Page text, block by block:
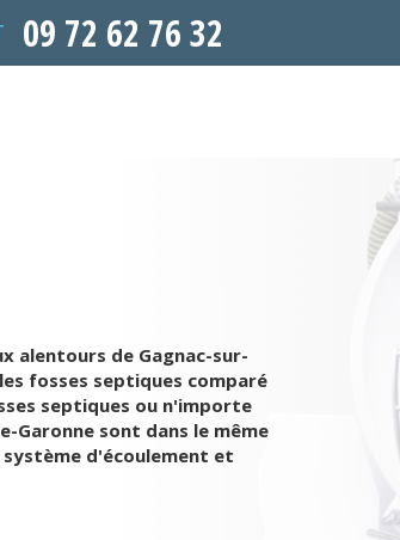
09 72 62 76 32
alentours de Gagnac-sur-
fosses septiques comparé
septiques ou n'importe
Garonne sont dans le même
d'écoulement et